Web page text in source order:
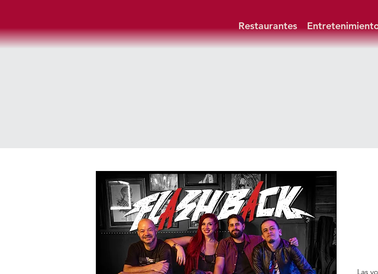
Restaurantes
Las